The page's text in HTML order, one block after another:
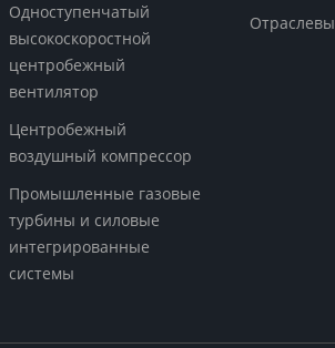
Одноступенчатый
высокоскоростной
центробежный
вентилятор
Центробежный
воздушный компрессор
Промышленные газовые
турбины и силовые
интегрированные
системы